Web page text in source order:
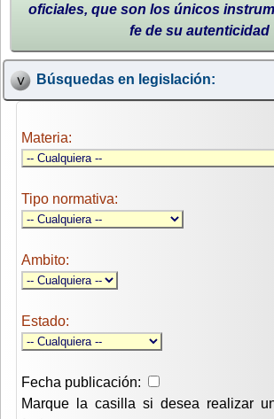
oficiales, que son los únicos
fe de su autenticidad
Búsquedas en legislación:
Materia:
Tipo normativa:
Ambito:
Estado:
Fecha publicación:
Marque la casilla si desea realizar